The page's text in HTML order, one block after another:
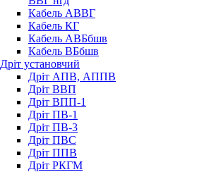
Кабель АВВГ
Кабель КГ
Кабель АВБбшв
Кабель ВБбшв
Дріт установчий
Дріт АПВ, АППВ
Дріт ВВП
Дріт ВПП-1
Дріт ПВ-1
Дріт ПВ-3
Дріт ПВС
Дріт ППВ
Дріт РКГМ